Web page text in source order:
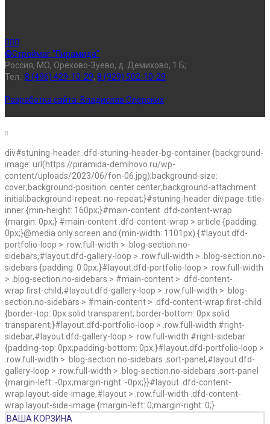
©Строймаг "Пирамида"
Россия, МО, Орехово-Зуево, д. Демихово, 1 Б;
Тел.: 8 (496) 429-10-29, 8 (929) 502-10-29
Разработка сайта: Владислав Олерских
div#stuning-header .dfd-stuning-header-bg-container {background-
image: url(https://piramida-demihovo.ru/wp-
content/uploads/2023/06/fon-06.jpg);background-size:
cover;background-position: center center;background-attachment:
initial;background-repeat: no-repeat;}#stuning-header div.page-title-
inner {min-height: 160px;}#main-content .dfd-content-wrap
{margin: 0px;} #main-content .dfd-content-wrap > article {padding:
0px;}@media only screen and (min-width: 1101px) {#layout.dfd-
portfolio-loop > .row.full-width > .blog-section.no-
sidebars,#layout.dfd-gallery-loop > .row.full-width > .blog-section.no-
sidebars {padding: 0 0px;}#layout.dfd-portfolio-loop > .row.full-width
> .blog-section.no-sidebars > #main-content > .dfd-content-
wrap:first-child,#layout.dfd-gallery-loop > .row.full-width > .blog-
section.no-sidebars > #main-content > .dfd-content-wrap:first-child
{border-top: 0px solid transparent; border-bottom: 0px solid
transparent;}#layout.dfd-portfolio-loop > .row.full-width #right-
sidebar,#layout.dfd-gallery-loop > .row.full-width #right-sidebar
{padding-top: 0px;padding-bottom: 0px;}#layout.dfd-portfolio-loop >
.row.full-width > .blog-section.no-sidebars .sort-panel,#layout.dfd-
gallery-loop > .row.full-width > .blog-section.no-sidebars .sort-panel
{margin-left: -0px;margin-right: -0px;}}#layout .dfd-content-
wrap.layout-side-image,#layout > .row.full-width .dfd-content-
wrap.layout-side-image {margin-left: 0;margin-right: 0;}
ВАША КОРЗИНА